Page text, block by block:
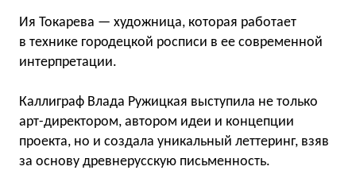
Ия Токарева — художница, которая работает
в технике городецкой росписи в ее современной
интерпретации.
Каллиграф Влада Ружицкая выступила не только
арт-директором, автором идеи и концепции
проекта, но и создала уникальный леттеринг, взяв
за основу древнерусскую письменность.